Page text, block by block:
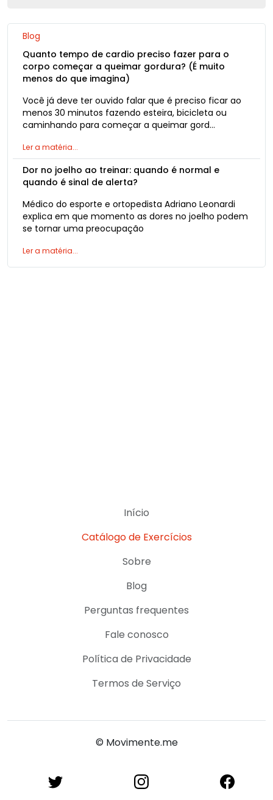
Blog
Quanto tempo de cardio preciso fazer para o
corpo começar a queimar gordura? (É muito
menos do que imagina)
Você já deve ter ouvido falar que é preciso ficar ao
menos 30 minutos fazendo esteira, bicicleta ou
caminhando para começar a queimar gord…
Ler a matéria...
Dor no joelho ao treinar: quando é normal e
quando é sinal de alerta?
Médico do esporte e ortopedista Adriano Leonardi
explica em que momento as dores no joelho podem
se tornar uma preocupação
Ler a matéria...
Início
Catálogo de Exercícios
Sobre
Blog
Perguntas frequentes
Fale conosco
Política de Privacidade
Termos de Serviço
© Movimente.me